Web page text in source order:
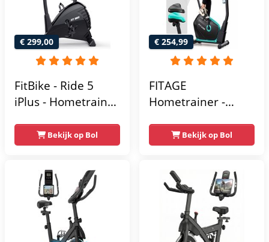
gebruikersgewicht
110 kg - Zwart en
Blauw
€ 299,00
FitBike - Ride 5
iPlus - Hometrainer
Trainingsprogramma's
- Hartslagsensoren
Bekijk op Bol
€ 254,99
FITAGE
Hometrainer -
Weerstandsniveaus
- Tablethouder
voor Bluetooth
Kinomap & Zwift -
Fiets Lage Instap,
Ergonomisch & Stil
- Hometrainers
Bekijk op Bol